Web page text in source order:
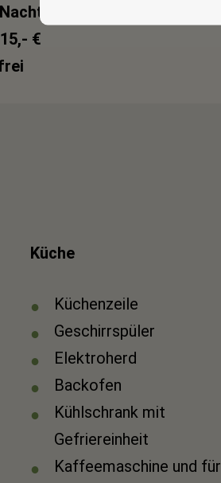
20,- €
€
Küche
Küchenzeile
Geschirrspüler
Elektroherd
Backofen
Kühlschrank mit
Gefriereinheit
Kaffeemaschine und für